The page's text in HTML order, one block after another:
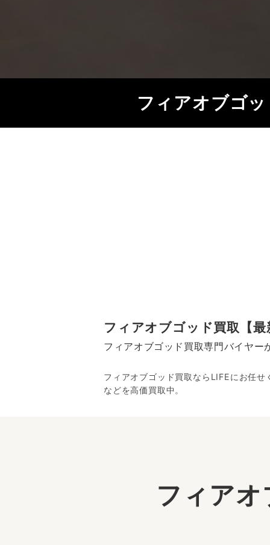
フィアオブゴ
フィアオブゴッド買取【
フィアオブゴッド買取専門バイヤー
フィアオブゴッド買取ならLIFEにお任
などを高価買取中。
フィア